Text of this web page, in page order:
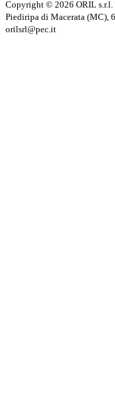
Copyright © 2026 ORIL
Piediripa di Macerata (MC),
orilsrl@pec.it